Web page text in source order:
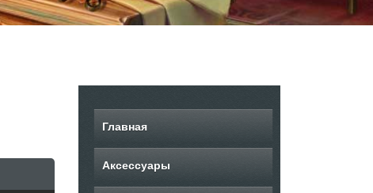
Главная
Аксессуары